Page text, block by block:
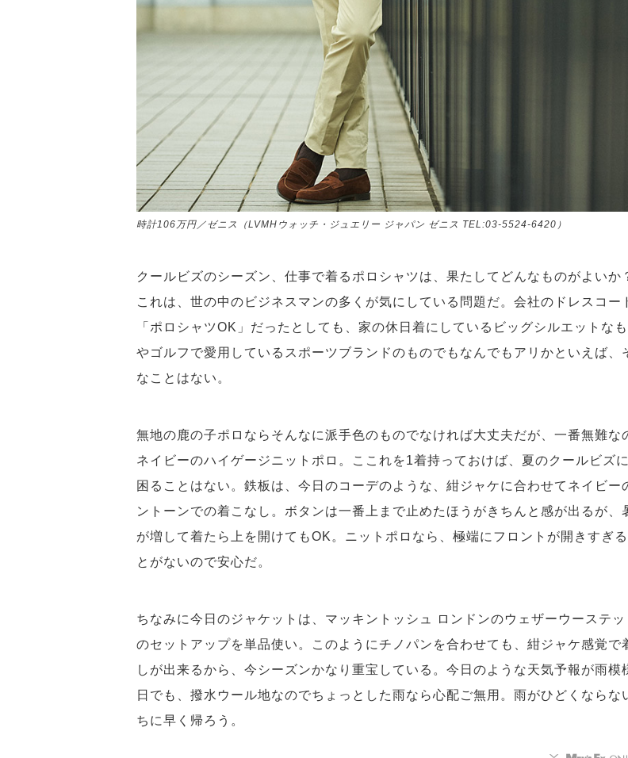
時計106万円／ゼニス（LVMHウォッチ・ジュエリー ジャパン ゼニス TEL:03-5524-6420）
クールビズのシーズン、仕事で着るポロシャツは、果たしてどんなものがよい
これは、世の中のビジネスマンの多くが気にしている問題だ。会社のドレスコー
「ポロシャツOK」だったとしても、家の休日着にしているビッグシルエットな
やゴルフで愛用しているスポーツブランドのものでもなんでもアリかといえば、
なことはない。
無地の鹿の子ポロならそんなに派手色のものでなければ大丈夫だが、一番無難な
ネイビーのハイゲージニットポロ。ここれを1着持っておけば、夏のクールビズ
困ることはない。鉄板は、今日のコーデのような、紺ジャケに合わせてネイビー
ントーンでの着こなし。ボタンは一番上まで止めたほうがきちんと感が出るが、
が増して着たら上を開けてもOK。ニットポロなら、極端にフロントが開きすぎる
とがないので安心だ。
ちなみに今日のジャケットは、マッキントッシュ ロンドンのウェザーウーステッ
のセットアップを単品使い。このようにチノパンを合わせても、紺ジャケ感覚で
しが出来るから、今シーズンかなり重宝している。今日のような天気予報が雨模
日でも、撥水ウール地なのでちょっとした雨なら心配ご無用。雨がひどくならな
ちに早く帰ろう。